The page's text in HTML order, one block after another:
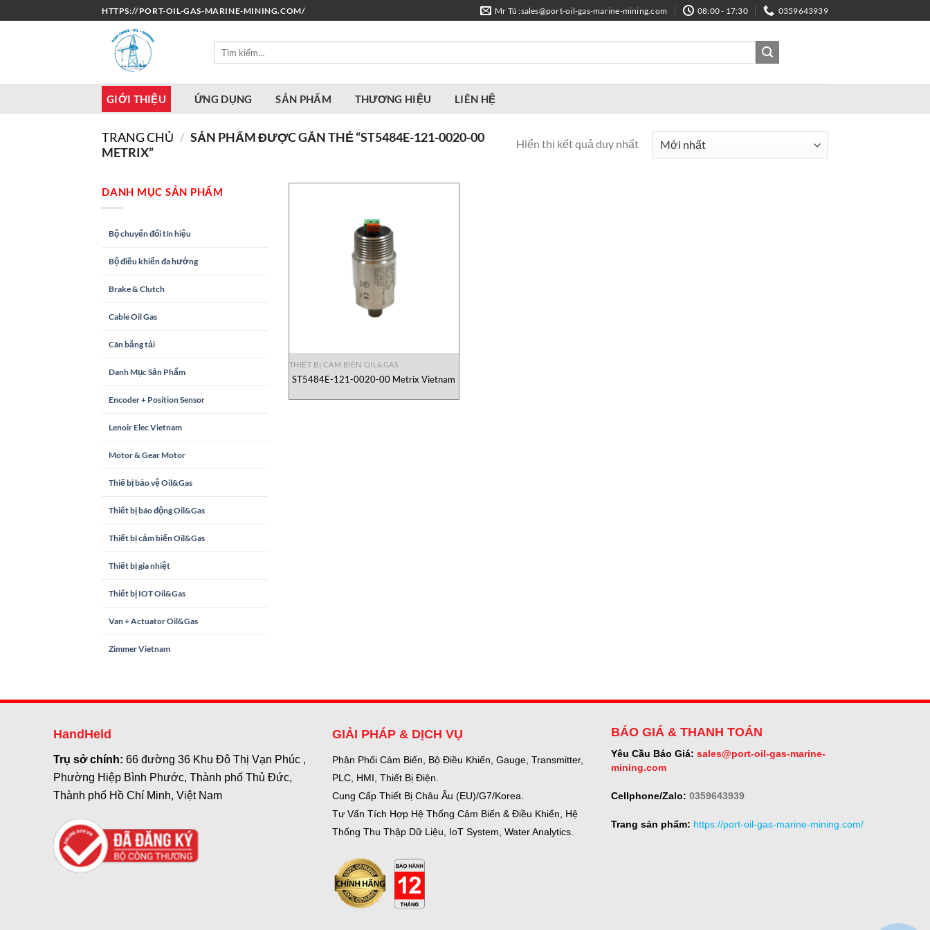
qua
HTTPS://PORT-OIL-GAS-MARINE-MINING.COM/ Mr Tú :sales@port-oil-gas-marine-mining.com 08:00 - 17:30 0359643939
GIỚI THIỆU ỨNG DỤNG SẢN PHẨM THƯƠNG HIỆU LIÊN HỆ
TRANG CHỦ / SẢN PHẨM ĐƯỢC GẮN THẺ “ST5484E-121-0020-00
METRIX”
Hiển thị kết quả duy nhất
DANH MỤC SẢN PHẨM
Bộ chuyển đổi tín hiệu
Bộ điều khiển đa hướng
Brake & Clutch
Cable Oil Gas
Cân băng tải
Danh Mục Sản Phẩm
Encoder + Position Sensor
Lenoir Elec Vietnam
Motor & Gear Motor
Thiế bị bảo vệ Oil&Gas
Thiết bị báo động Oil&Gas
Thiết bị cảm biến Oil&Gas
Thiết bị gia nhiệt
Thiết bị IOT Oil&Gas
Van + Actuator Oil&Gas
Zimmer Vietnam
THIẾT BỊ CẢM BIẾN OIL&GAS
ST5484E-121-0020-00 Metrix Vietnam
HandHeld
Trụ sở chính: 66 đường 36 Khu Đô Thị Vạn Phúc ,
Phường Hiệp Bình Phước, Thành phố Thủ Đức,
Thành phố Hồ Chí Minh, Việt Nam
GIẢI PHÁP & DỊCH VỤ
Phân Phối Cảm Biến, Bộ Điều Khiển, Gauge, Transmitter,
PLC, HMI, Thiết Bị Điện.
Cung Cấp Thiết Bị Châu Âu (EU)/G7/Korea.
Tư Vấn Tích Hợp Hệ Thống Cảm Biến & Điều Khiển, Hệ
Thống Thu Thập Dữ Liệu, IoT System, Water Analytics.
BÁO GIÁ & THANH TOÁN
Yêu Cầu Báo Giá: sales@port-oil-gas-marine-
mining.com
Cellphone/Zalo: 0359643939
Trang sản phẩm: https://port-oil-gas-marine-mining.com/